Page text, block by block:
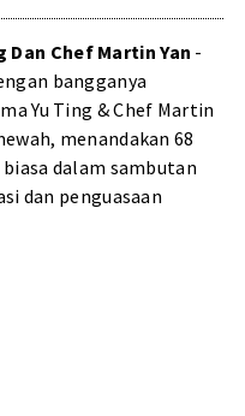
Dan Chef Martin Yan -
bangganya
Yu Ting & Chef Martin
menandakan 68
dalam sambutan
dan penguasaan